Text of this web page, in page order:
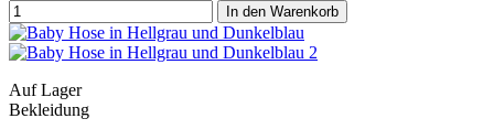
In den Warenkorb
Auf Lager
Bekleidung